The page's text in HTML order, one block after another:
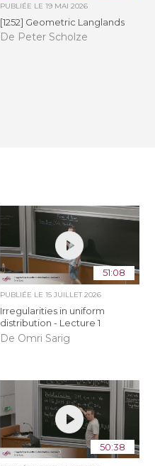
PUBLIÉE LE 19 MAI 2026
[1252] Geometric Langlands
De Peter Scholze
51:08
PUBLIÉE LE 15 JUILLET 2026
Irregularities in uniform
distribution - Lecture 1
De Omri Sarig
50:38